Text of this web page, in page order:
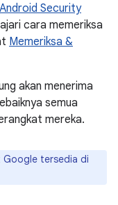
Android Security
cara memeriksa
Memeriksa &
akan menerima
semua
mereka.
Google tersedia di